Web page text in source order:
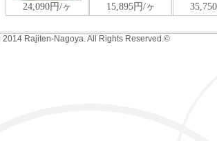
2014 Rajiten-Nagoya. All Rights Reserved.©